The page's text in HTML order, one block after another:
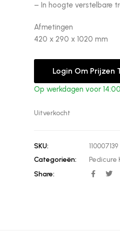
– In hoogte verstelbare
Afmetingen
420 x 290 x 1020 mm
Login Om Prijzen
Op werkdagen voor
Uitverkocht
SKU:
110007139
Categorieën:
Pedicure
Share: